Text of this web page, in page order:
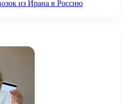
из Ирана в Россию